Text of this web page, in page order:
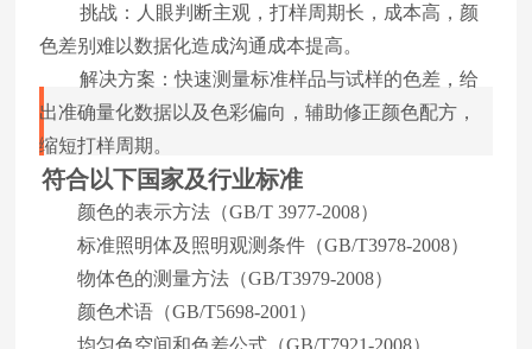
挑战：人眼判断主观，打样周期长，成本高，颜
色差别难以数据化造成沟通成本提高。
解决方案：快速测量标准样品与试样的色差，给
出准确量化数据以及色彩偏向，辅助修正颜色配方，
缩短打样周期。
符合以下国家及行业标准
颜色的表示方法（GB/T 3977-2008）
标准照明体及照明观测条件（GB/T3978-2008）
物体色的测量方法（GB/T3979-2008）
颜色术语（GB/T5698-2001）
均匀色空间和色差公式（GB/T7921-2008）